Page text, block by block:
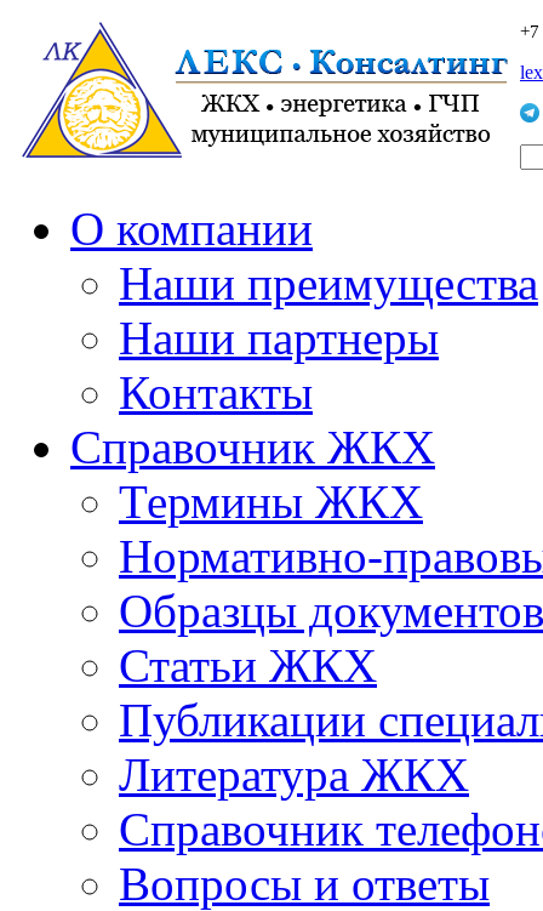
О компании
Наши преимущества
Наши партнеры
Контакты
Справочник ЖКХ
Термины ЖКХ
Нормативно-
Образцы документов
Статьи ЖКХ
Публикации
Литература ЖКХ
Справочник
Вопросы и ответы